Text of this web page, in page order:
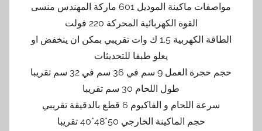
مواصفات ماكينة الموديل 601 ماركة المهندس منسى
القوة الكهربائية المحركة 220 فولت
الطاقة الكهربية 1.5 ك وات تقريبي بمكن ان ينخفض او
يعلو طبقا للتحديثات
حجم حجرة العمل 9 سم في 36 سم في 32 سم تقريبا
طول اللحام 30 سم تقريبا
سرعة اللحام و الفاكيوم 6 قطع بالدقيقة تقريبي
حجم الماكينة الخارجي 50*48*40 تقريبا